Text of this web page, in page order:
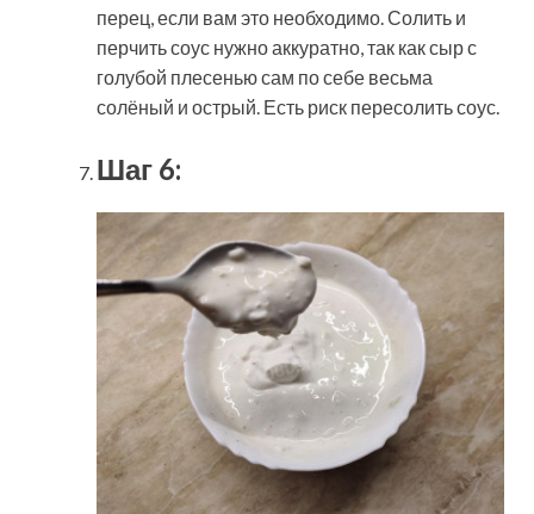
перец, если вам это необходимо. Солить и
перчить соус нужно аккуратно, так как сыр с
голубой плесенью сам по себе весьма
солёный и острый. Есть риск пересолить соус.
Шаг 6: